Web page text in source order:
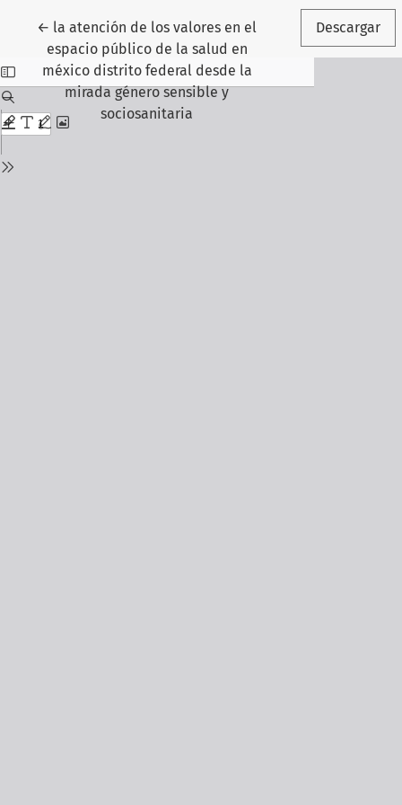
← Volver a los detalles del artículo
la atención de los valores en el
espacio público de la salud en
méxico distrito federal desde la
mirada género sensible y
sociosanitaria
Descargar